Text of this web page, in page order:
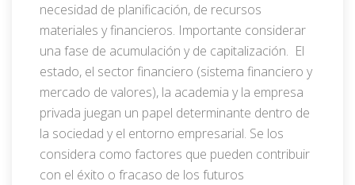
necesidad de planificación, de recursos
materiales y financieros. Importante considerar
una fase de acumulación y de capitalización. El
estado, el sector financiero (sistema financiero y
mercado de valores), la academia y la empresa
privada juegan un papel determinante dentro de
la sociedad y el entorno empresarial. Se los
considera como factores que pueden contribuir
con el éxito o fracaso de los futuros